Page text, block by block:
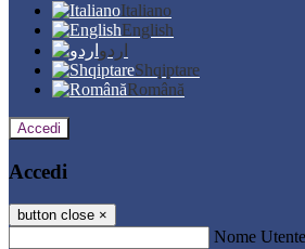
Italiano
English
اردو
Shqiptare
Română
Accedi
Accedi
button close ×
Nome Utente